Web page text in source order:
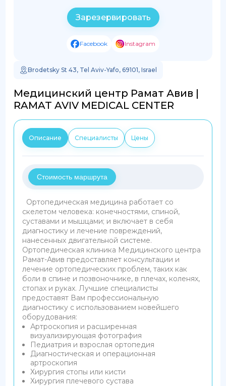
Зарезервировать
Facebook Instagram
Brodetsky St 43, Tel Aviv-Yafo, 69101, Israel
Медицинский центр Рамат Авив |
RAMAT AVIV MEDICAL CENTER
Описание Специалисты Цены
Стоимость маршрута
Ортопедическая медицина работает со
скелетом человека: конечностями, спиной,
суставами и мышцами; и включает в себя
диагностику и лечение повреждений,
нанесенных двигательной системе.
Ортопедическая клиника Медицинского центра
Рамат-Авив предоставляет консультации и
лечение ортопедических проблем, таких как
боли в спине и позвоночнике, в плечах, коленях,
стопах и руках. Лучшие специалисты
предоставят Вам профессиональную
диагностику с использованием новейшего
оборудования:
Артроскопия и расширенная
визуализирующая фотография
Педиатрия и взрослая ортопедия
Диагностическая и операционная
артроскопия
Хирургия стопы или кисти
Хирургия плечевого сустава